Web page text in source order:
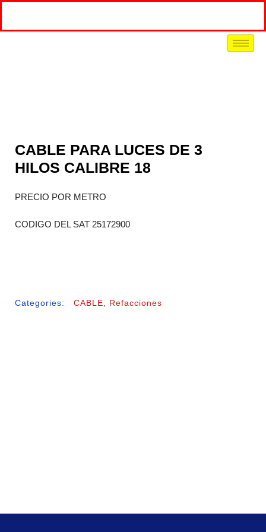
CABLE PARA LUCES DE 3
HILOS CALIBRE 18
PRECIO POR METRO
CODIGO DEL SAT 25172900
Categories: CABLE Refacciones